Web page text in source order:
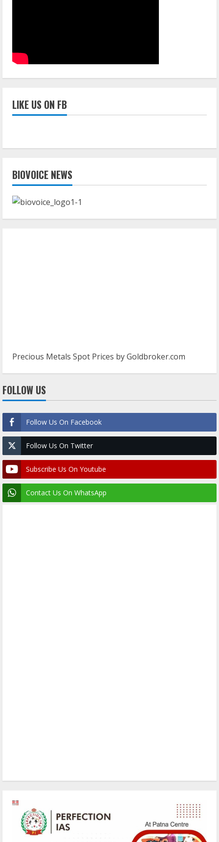
LIKE US ON FB
BIOVOICE NEWS
Precious Metals Spot Prices byGoldbroker.com
FOLLOW US
Follow Us On Facebook
Follow Us On Twitter
Subscribe Us On Youtube
Contact Us On WhatsApp